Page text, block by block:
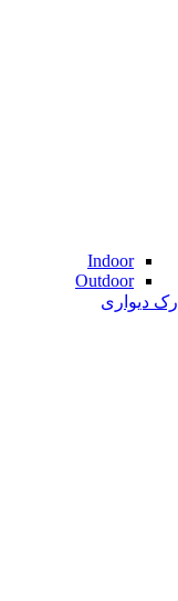
Indoor
Outdoor
رک دیواری